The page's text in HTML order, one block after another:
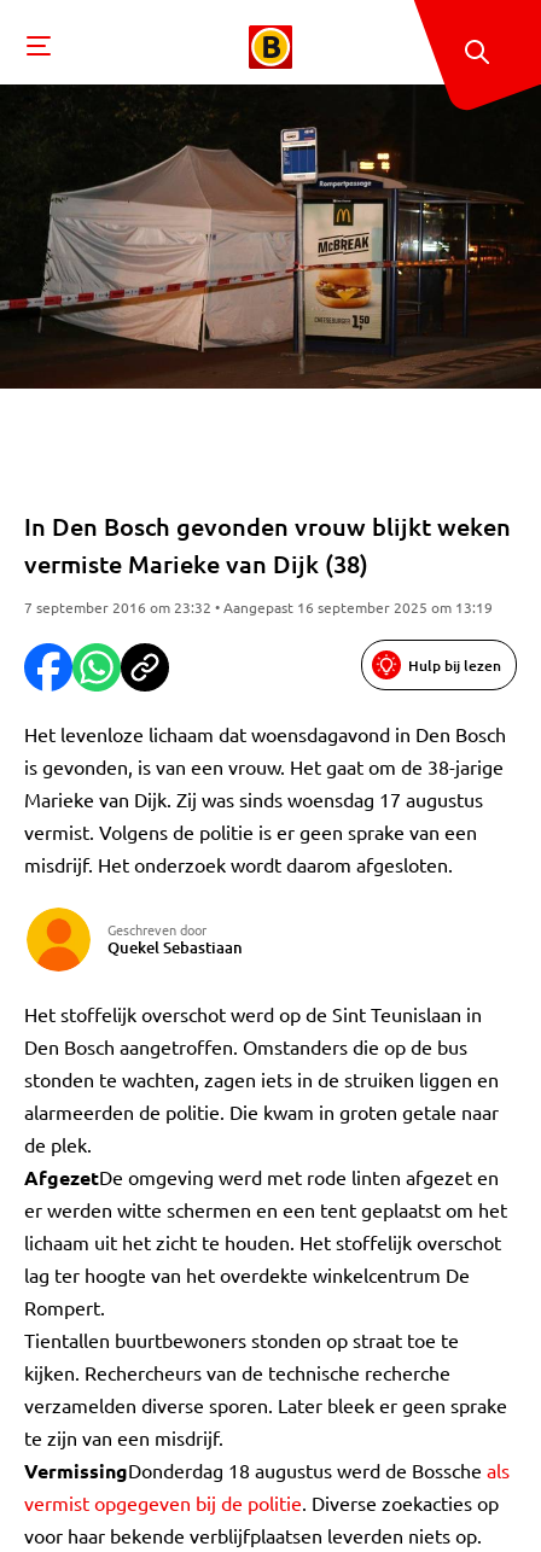
In Den Bosch gevonden vrouw blijkt weken
vermiste Marieke van Dijk (38)
7 september 2016 om 23:32 • Aangepast 16 september 2025 om 13:19
Hulp bij lezen
Het levenloze lichaam dat woensdagavond in Den Bosch
is gevonden, is van een vrouw. Het gaat om de 38-jarige
Marieke van Dijk. Zij was sinds woensdag 17 augustus
vermist. Volgens de politie is er geen sprake van een
misdrijf. Het onderzoek wordt daarom afgesloten.
Geschreven door
Quekel Sebastiaan
Het stoffelijk overschot werd op de Sint Teunislaan in
Den Bosch aangetroffen. Omstanders die op de bus
stonden te wachten, zagen iets in de struiken liggen en
alarmeerden de politie. Die kwam in groten getale naar
de plek.
AfgezetDe omgeving werd met rode linten afgezet en
er werden witte schermen en een tent geplaatst om het
lichaam uit het zicht te houden. Het stoffelijk overschot
lag ter hoogte van het overdekte winkelcentrum De
Rompert.
Tientallen buurtbewoners stonden op straat toe te
kijken. Rechercheurs van de technische recherche
verzamelden diverse sporen. Later bleek er geen sprake
te zijn van een misdrijf.
VermissingDonderdag 18 augustus werd de Bossche als
vermist opgegeven bij de politie. Diverse zoekacties op
voor haar bekende verblijfplaatsen leverden niets op.